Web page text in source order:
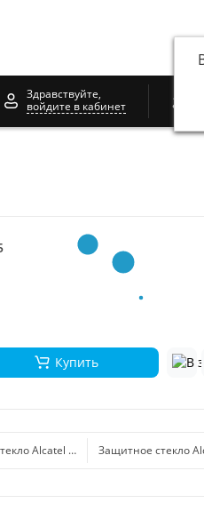
Здравствуйте,
войдите в кабинет
Купить
Alcatel OT-4034D (Pixi 4)
Защитное стекло